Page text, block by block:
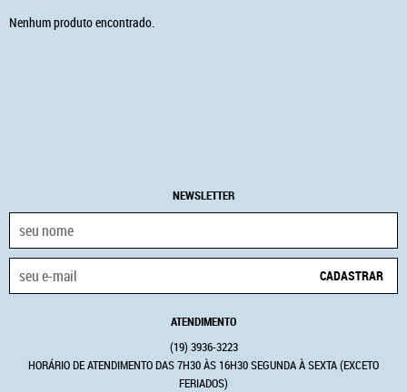
Nenhum produto encontrado.
NEWSLETTER
CADASTRAR
ATENDIMENTO
(19) 3936-3223
HORÁRIO DE ATENDIMENTO DAS 7H30 ÀS 16H30 SEGUNDA À SEXTA (EXCETO
FERIADOS)